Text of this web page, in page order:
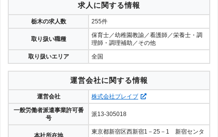
求人に関する情報
栃木の求人数 255件
取り扱い職種
保育士／幼稚園教諭／看護師／栄養士・調
理師・調理補助／その他
取り扱いエリア
全国
運営会社に関する情報
運営会社
株式会社ブレイブ
一般労働者派遣事業許可番
号
派13-305018
本社所在地
東京都新宿区西新宿1－25－1 新宿センタ